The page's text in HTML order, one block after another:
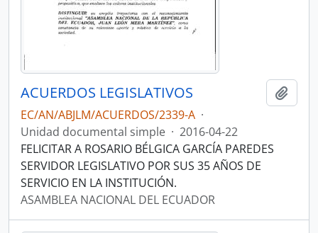
ACUERDOS LEGISLATIVOS
EC/AN/ABJLM/ACUERDOS/2339-A ·
Unidad documental simple · 2016-04-22
FELICITAR A ROSARIO BÉLGICA GARCÍA PAREDES
SERVIDOR LEGISLATIVO POR SUS 35 AÑOS DE
SERVICIO EN LA INSTITUCIÓN.
ASAMBLEA NACIONAL DEL ECUADOR